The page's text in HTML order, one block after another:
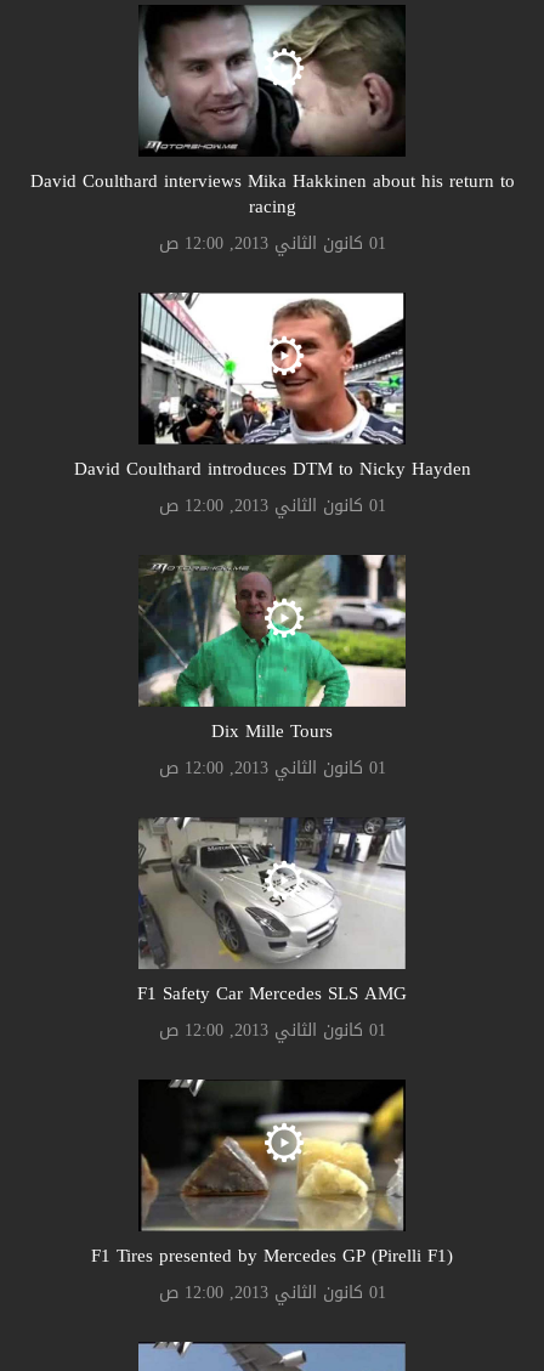
David Coulthard interviews Mika Hakkinen about his return to
racing
01 كانون الثاني 2013, 12:00 ص
David Coulthard introduces DTM to Nicky Hayden
01 كانون الثاني 2013, 12:00 ص
Dix Mille Tours
01 كانون الثاني 2013, 12:00 ص
F1 Safety Car Mercedes SLS AMG
01 كانون الثاني 2013, 12:00 ص
F1 Tires presented by Mercedes GP (Pirelli F1)
01 كانون الثاني 2013, 12:00 ص